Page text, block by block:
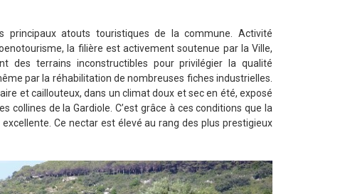
atouts touristiques de la commune. Activité
la filière est activement soutenue par la Ville,
des terrains inconstructibles pour privilégier la qualité
par la réhabilitation de nombreuses fiches industrielles.
et caillouteux, dans un climat doux et sec en été, exposé
collines de la Gardiole. C’est grâce à ces conditions que la
Ce nectar est élevé au rang des plus prestigieux